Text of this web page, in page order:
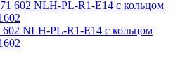
602 NLH-PL-R1-E14 с кольцом